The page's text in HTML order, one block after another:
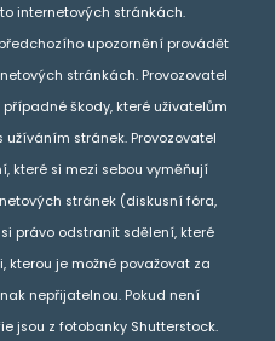
internetových stránkách.
upozornění provádět
stránkách. Provozovatel
škody, které uživatelům
užíváním stránek. Provozovatel
které si mezi sebou vyměňují
stránek (diskusní fóra,
právo odstranit sdělení, které
kterou je možné považovat za
nepřijatelnou. Pokud není
jsou z fotobanky Shutterstock.